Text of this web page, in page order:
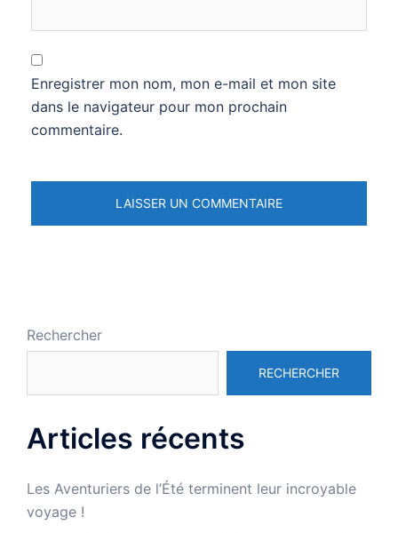
Enregistrer mon nom, mon e-mail et mon site
dans le navigateur pour mon prochain
commentaire.
Rechercher
RECHERCHER
Articles récents
Les Aventuriers de l’Été terminent leur incroyable
voyage !